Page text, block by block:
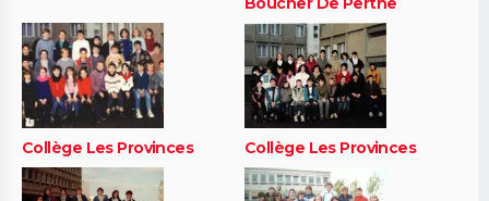
Collège Les Provinces Collège Les Provinces